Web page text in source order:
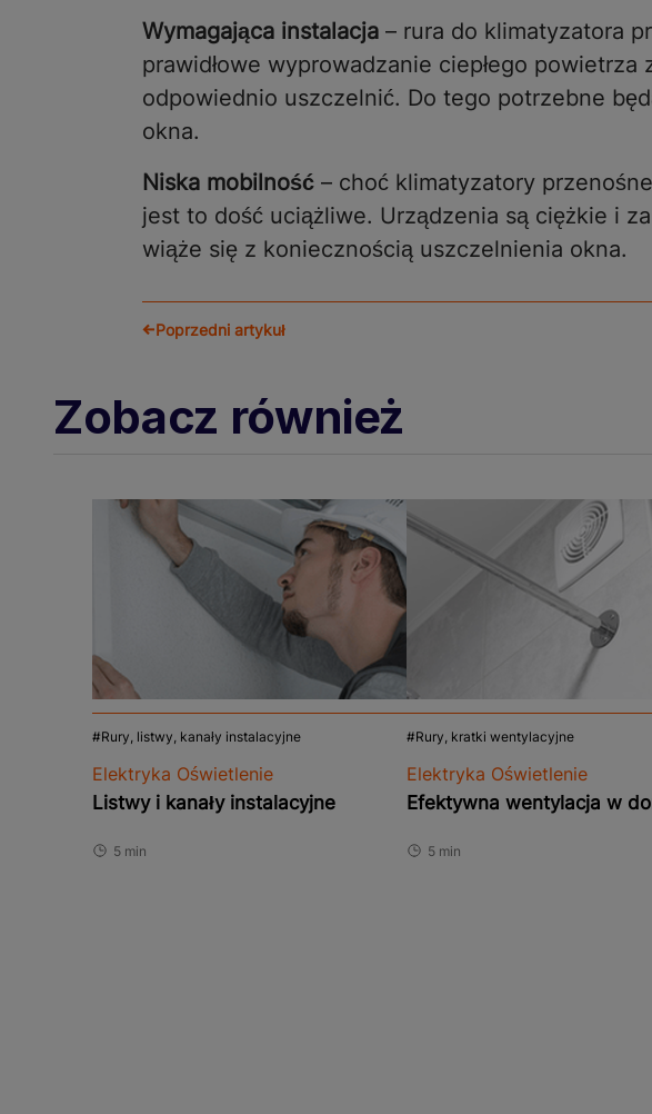
Wymagająca instalacja – rura do klimatyzatora
prawidłowe wyprowadzanie ciepłego
odpowiednio uszczelnić. Do tego potrzebne
okna.
Niska mobilność – choć klimatyzatory
jest to dość uciążliwe. Urządzenia są ciężkie i
wiąże się z koniecznością uszczelnienia okna.
Poprzedni artykuł
Zobacz również
Rury, listwy, kanały instalacyjne
Elektryka Oświetlenie
Listwy i kanały instalacyjne
5 min
Rury, kratki wentylacyjne
Elektryka Oświetlenie
Efektywna wentylacja w
5 min